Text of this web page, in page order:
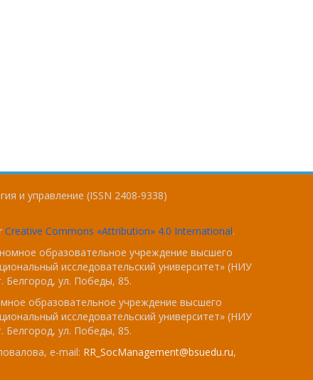
и управление (ISSN 2408-9338)
Creative Commons «Attribution» 4.0 International.
образовательное учреждение высшего
исследовательский университет» (НИУ
Белгород, ул. Победы, 85.
образовательное учреждение высшего
исследовательский университет» (НИУ
Белгород, ул. Победы, 85.
e-mail: RR_SocManagement@bsuedu.ru,